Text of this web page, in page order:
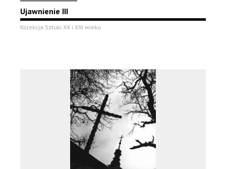
Ujawnienie III
Kolekcja Sztuki XX i XXI wieku